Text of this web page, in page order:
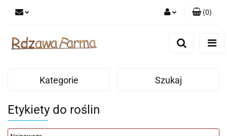
Zgody cookies
(0)
Kategorie Szukaj
Etykiety do roślin